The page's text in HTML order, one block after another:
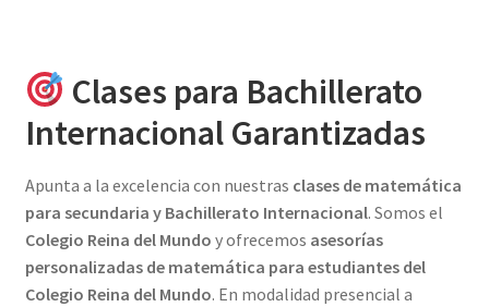
Clases para Bachillerato
Internacional Garantizadas
Apunta a la excelencia con nuestras clases de matemática
para secundaria y Bachillerato Internacional. Somos el
Colegio Reina del Mundo y ofrecemos asesorías
personalizadas de matemática para estudiantes del
Colegio Reina del Mundo. En modalidad presencial a